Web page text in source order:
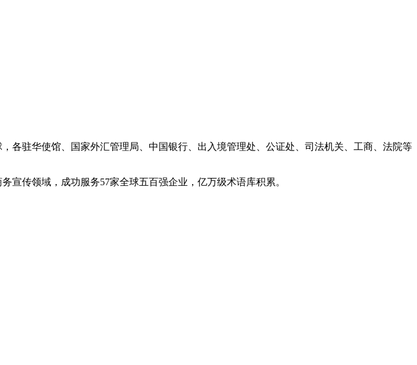
各驻华使馆、国家外汇管理局、中国银行、出入境管理处、公证处、司法机关、工商、法院等
宣传领域，成功服务57家全球五百强企业，亿万级术语库积累。